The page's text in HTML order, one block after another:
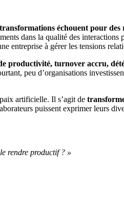
échouent pour des
dans la qualité des
entreprise à gérer les tensions
de productivité, turnover accru,
peu d’organisations
artificielle. Il s’agit de
puissent exprimer leurs
rendre productif ? »